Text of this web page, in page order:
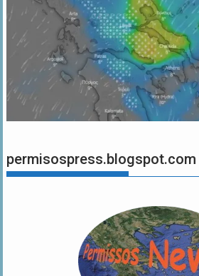
permisospress.blogspot.com